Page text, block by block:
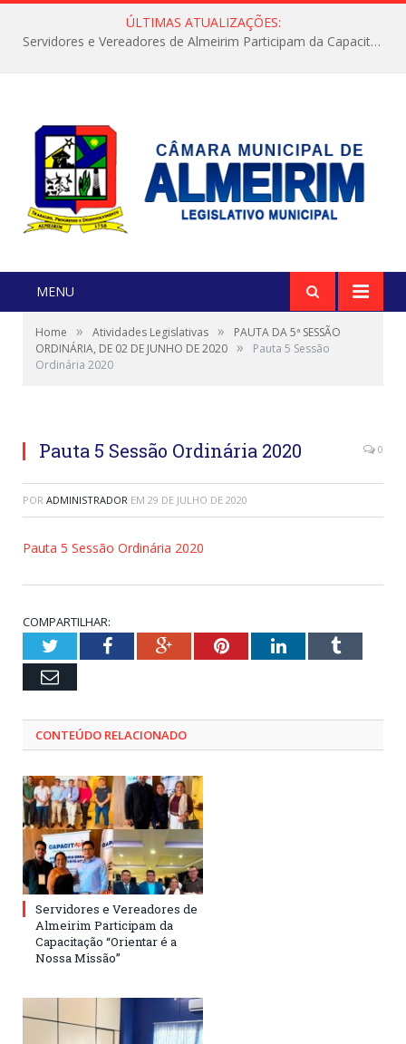
ÚLTIMAS ATUALIZAÇÕES:
Servidores e Vereadores de Almeirim Participam da Capacitação “Orientar é a Nossa Missão”
MENU
Home » Atividades Legislativas »
PAUTA DA 5ª SESSÃO
ORDINÁRIA, DE 02 DE JUNHO DE 2020 »
Pauta 5 Sessão
Ordinária 2020
Pauta 5 Sessão Ordinária 2020 0
POR ADMINISTRADOR EM 29 DE JULHO DE 2020
Pauta 5 Sessão Ordinária 2020
COMPARTILHAR:
TwitterFacebookGoogle+PinterestLinkedInTumblr
Email
CONTEÚDO RELACIONADO
Servidores e Vereadores de
Almeirim Participam da
Capacitação “Orientar é a
Nossa Missão”